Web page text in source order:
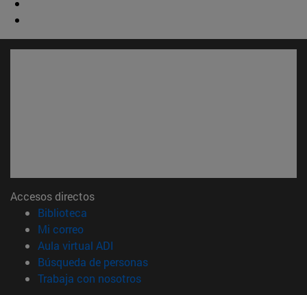
Accesos directos
Biblioteca
Mi correo(abre en nueva ventana)
Aula virtual ADI
Búsqueda de personas(abre en nueva ventana)
Trabaja con nosotros(abre en nueva ventana)